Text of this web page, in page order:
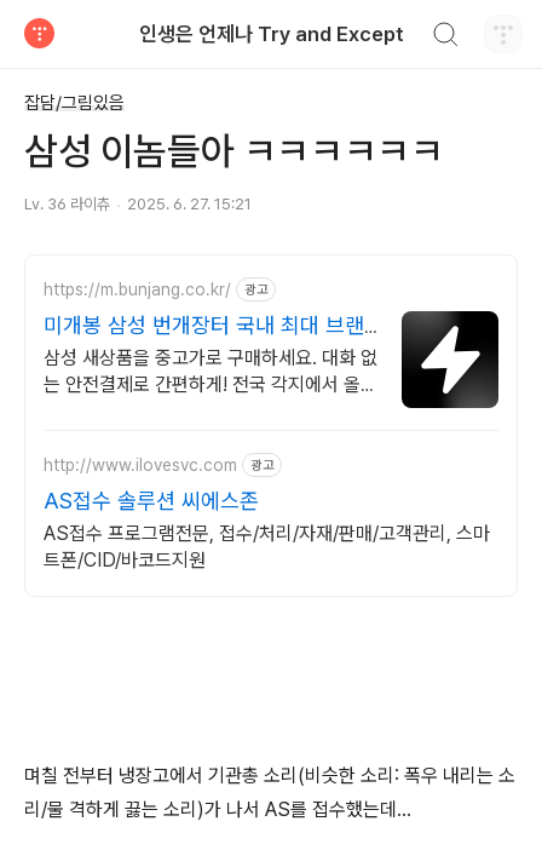
인생은 언제나 Try and Except
잡담/그림있음
삼성 이놈들아 ㅋㅋㅋㅋㅋㅋ
Lv. 36 라이츄 2025. 6. 27. 15:21
https://m.bunjang.co.kr/ 광고
미개봉 삼성 번개장터 국내 최대 브랜
드 중고거래
삼성 새상품을 중고가로 구매하세요. 대화 없
는 안전결제로 간편하게! 전국 각지에서 올라
http://www.ilovesvc.com 광고
AS접수 솔루션 씨에스존
AS접수 프로그램전문, 접수/처리/자재/판매/고객관리, 스마
트폰/CID/바코드지원
며칠 전부터 냉장고에서 기관총 소리(비슷한 소리: 폭우 내리는 소
리/물 격하게 끓는 소리)가 나서 AS를 접수했는데…